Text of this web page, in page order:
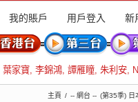
我的賬戶 用戶登入 新
葉家寶, 李錦鴻, 譚雁瞳, 朱利安,
主頁 -- 網台 -- (第35季) 日